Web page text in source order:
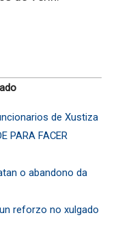
de Xustiza
PARA FACER
o abandono da
reforzo no xulgado